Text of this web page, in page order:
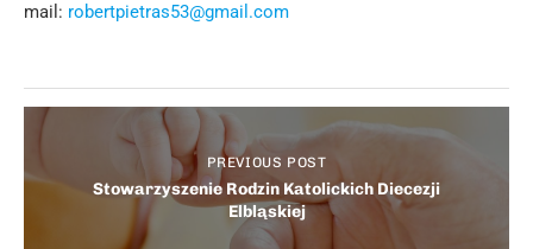
mail: robertpietras53@gmail.com
PREVIOUS POST
Stowarzyszenie Rodzin Katolickich Diecezji
Elbląskiej